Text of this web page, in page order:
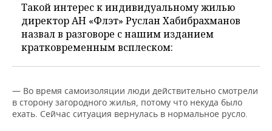
Такой интерес к индивидуальному жилью
директор АН «Флэт» Руслан Хабибрахманов
назвал в разговоре с нашим изданием
кратковременным всплеском:
— Во время самоизоляции люди действительно смотрели
в сторону загородного жилья, потому что некуда было
ехать. Сейчас ситуация вернулась в нормальное русло.